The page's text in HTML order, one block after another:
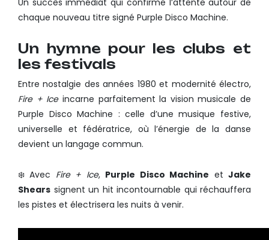
Un succès immédiat qui confirme l’attente autour de
chaque nouveau titre signé Purple Disco Machine.
Un hymne pour les clubs et
les festivals
Entre nostalgie des années 1980 et modernité électro,
Fire + Iceincarne parfaitement la vision musicale de
Purple Disco Machine : celle d’une musique festive,
universelle et fédératrice, où l’énergie de la danse
devient un langage commun.
❄️ Avec Fire + Ice, Purple Disco Machine etJake
Shears signent un hit incontournable qui réchauffera
les pistes et électrisera les nuits à venir.